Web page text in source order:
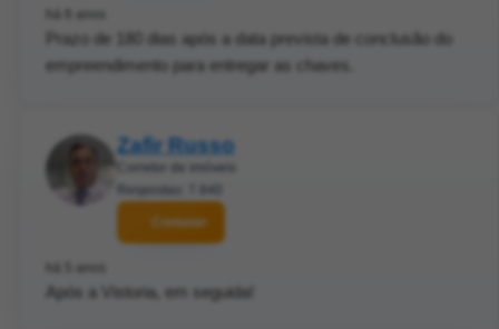
há 6 anos
Prazo de 180 dias após a data prevista de conclusão do
empreendimento para entregar as chaves.
Zafir Russo
Corretor de imóveis
Respostas: 7.840
Contatar
há 5 anos
Após a Vistoria, em seguida!